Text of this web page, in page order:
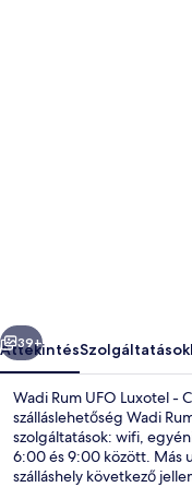
Következő
39+
ÁttekintésSzolgáltatások
Wadi Rum UFO Luxotel -
szálláslehetőség Wadi
szolgáltatások: wifi,
6:00 és 9:00 között. Más
szálláshely következő